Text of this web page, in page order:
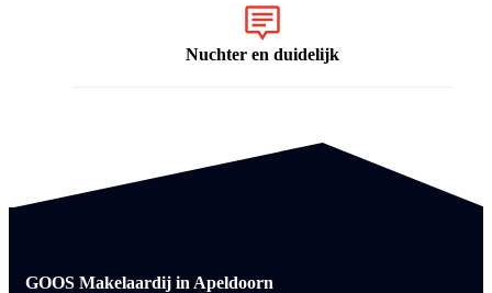
Nuchter en duidelijk
GOOS Makelaardij in Apeldoorn